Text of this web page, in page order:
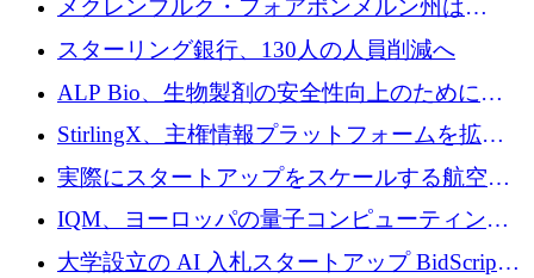
ェア投資として初回クローズで6,000万ユーロ
を確保
メクレンブルク・フォアポンメルン州は
Nextcloud を州全体に展開し、オープンソース
戦略を拡大
スターリング銀行、130人の人員削減へ
ALP Bio、生物製剤の安全性向上のために
Venture Kick から 16 万 1,000 ユーロを調達
StirlingX、主権情報プラットフォームを拡張
するためにシリーズ A で 2,000 万ドルを確保
実際にスタートアップをスケールする航空イ
ノベーション モデルを学ぶ
IQM、ヨーロッパの量子コンピューティング
企業として初めて米国の主要取引所に上場
大学設立の AI 入札スタートアップ BidScript